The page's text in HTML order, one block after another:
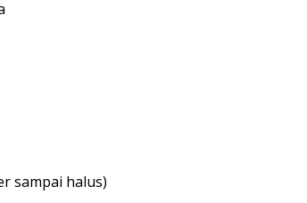
sampai halus)